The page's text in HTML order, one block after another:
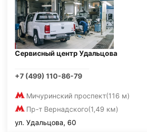
Сервисный центр Удальцова
+7 (499) 110-86-79
Мичуринский проспект(116 м)
Пр-т Вернадского(1,49 км)
ул. Удальцова, 60